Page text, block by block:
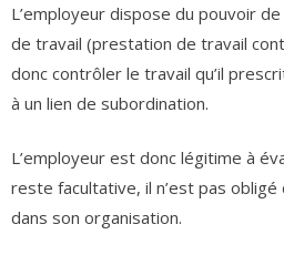
L’employeur dispose du pouvoir
de travail (prestation de travail
donc contrôler le travail qu’il
à un lien de subordination.
L’employeur est donc légitime à
reste facultative, il n’est pas
dans son organisation.